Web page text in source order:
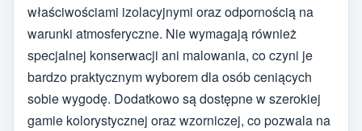
właściwościami izolacyjnymi oraz odpornością na
warunki atmosferyczne. Nie wymagają również
specjalnej konserwacji ani malowania, co czyni je
bardzo praktycznym wyborem dla osób ceniących
sobie wygodę. Dodatkowo są dostępne w szerokiej
gamie kolorystycznej oraz wzorniczej, co pozwala na